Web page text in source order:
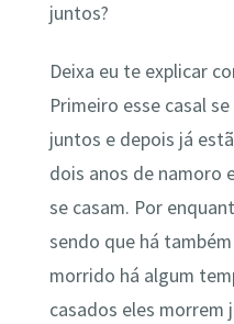
juntos?
Deixa eu te explicar
Primeiro esse casal
juntos e depois já
dois anos de namoro
se casam. Por
sendo que há
morrido há algum
casados eles morrem